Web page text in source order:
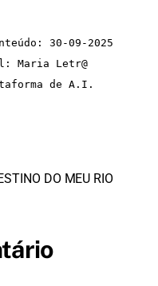
30-09-2025
Maria Letr@
de A.I.
DO MEU RIO